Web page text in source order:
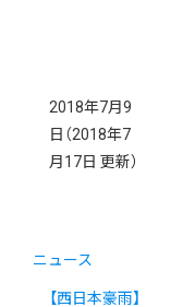
2018年7月9
日 （2018年7
月17日 更新）
ニュース
【西日本豪雨】